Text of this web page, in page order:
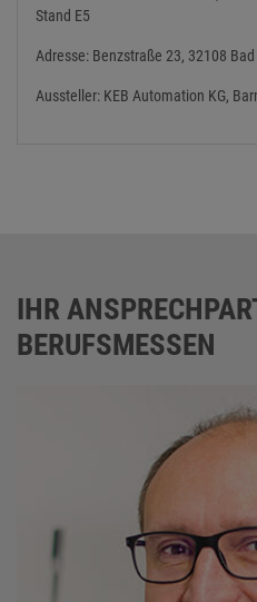
Stand E5
Adresse: Benzstraße 23, 32108
Aussteller: KEB Automation KG,
IHR
BERUFSMESSEN